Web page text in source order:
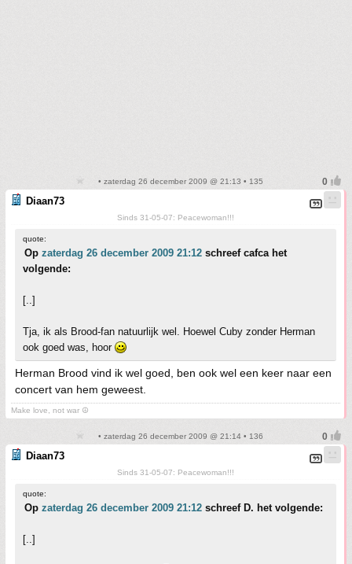
• zaterdag 26 december 2009 @ 21:13 • 135
Diaan73
Sinds 31-05-07: Peacewoman!!!
quote:
Op zaterdag 26 december 2009 21:12 schreef cafca het
volgende:
[..]
Tja, ik als Brood-fan natuurlijk wel. Hoewel Cuby zonder Herman
ook goed was, hoor
Herman Brood vind ik wel goed, ben ook wel een keer naar een
concert van hem geweest.
Make love, not war ☮
• zaterdag 26 december 2009 @ 21:14 • 136
Diaan73
Sinds 31-05-07: Peacewoman!!!
quote:
Op zaterdag 26 december 2009 21:12 schreef D. het volgende:
[..]